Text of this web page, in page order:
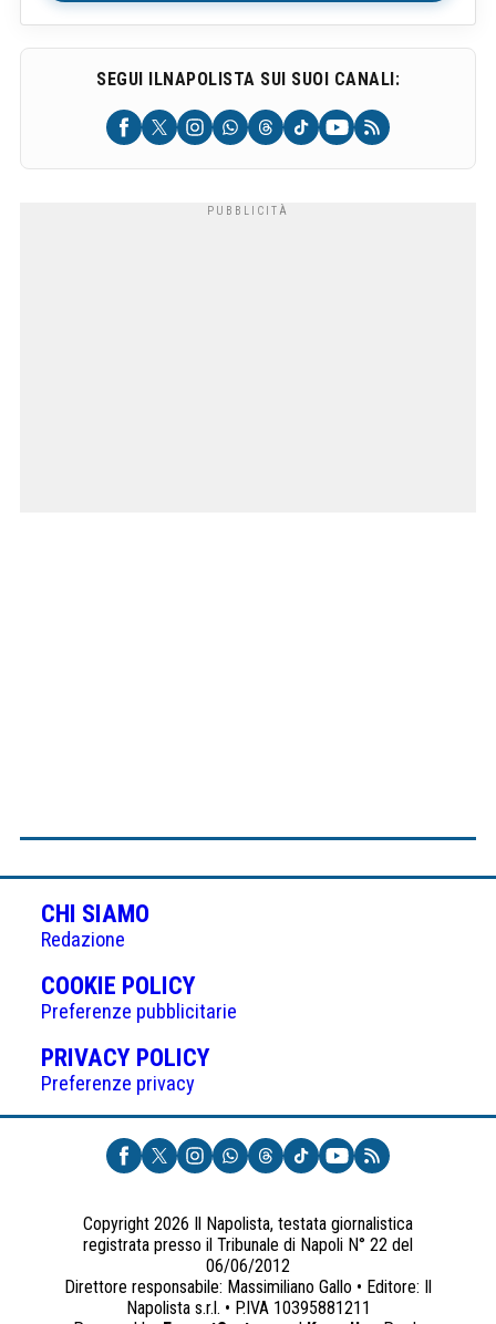
SEGUI ILNAPOLISTA SUI SUOI CANALI:
CHI SIAMO
Redazione
COOKIE POLICY(APRE
IN
UNA
NUOVA
Preferenze pubblicitarie
PRIVACY POLICY(APRE
UNA
NUOVA
SCHEDA)
Preferenze privacy
Copyright 2026 Il Napolista, testata giornalistica
registrata presso il Tribunale di Napoli N° 22 del
06/06/2012
Direttore responsabile: Massimiliano Gallo • Editore: Il
Napolista s.r.l. • P.IVA 10395881211